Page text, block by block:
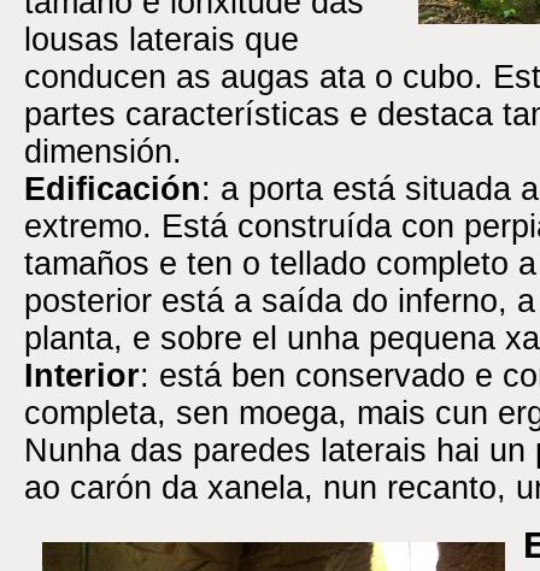
lousas laterais que
conducen as augas ata o cubo.
partes características e destaca
dimensión.
Edificación: a porta está situada
extremo. Está construída con
tamaños e ten o tellado completo
posterior está a saída do inferno,
planta, e sobre el unha pequena
Interior: está ben conservado e
completa, sen moega, mais cun
Nunha das paredes laterais hai
ao carón da xanela, nun recanto,